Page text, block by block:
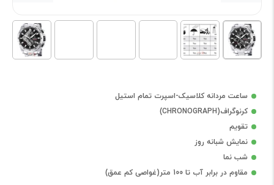
ساعت مردانه کلاسیک-اسپرت تمام استیل
کرنوگراف(CHRONOGRAPH)
تقویم
نمایش شبانه روز
شب نما
مقاوم در برابر آب تا 100 متر(غواصی کم عمق)